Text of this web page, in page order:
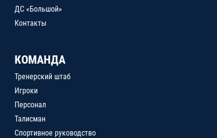
ДС «Большой»
Контакты
КОМАНДА
Тренерский штаб
Игроки
Персонал
Талисман
Спортивное руководство